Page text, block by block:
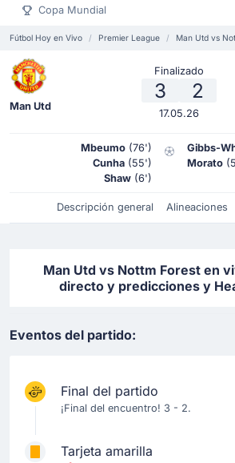
Copa Mundial
Fútbol Hoy en Vivo Premier League Man Utd vs
Man Utd
Finalizado
3 2
17.05.26
Mbeumo (76')
Cunha (55')
Shaw (6')
Gibbs-
Morato
Descripción general Alineaciones
Man Utd vs Nottm Forest en
directo y predicciones y
Eventos del partido:
Final del partido
¡Final del encuentro! 3 - 2.
Tarjeta amarilla